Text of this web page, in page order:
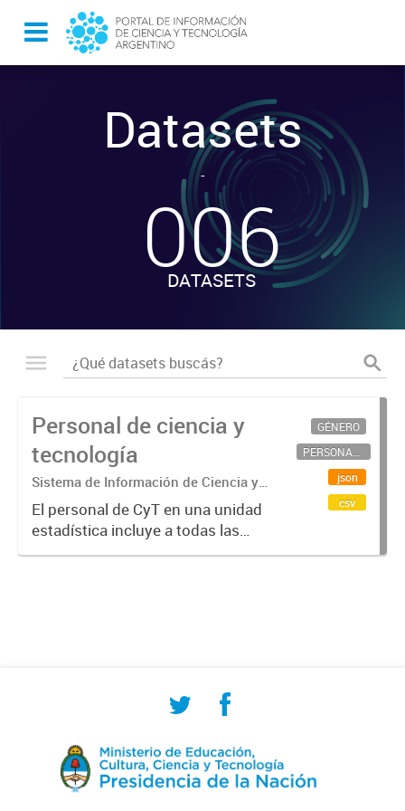
Datasets
-
006
DATASETS
Personal de ciencia y
tecnología
Sistema de Información de Ciencia y
Tecnología Argentino (SICYTAR)
El personal de CyT en una unidad
estadística incluye a todas las
personas involucradas
GÉNERO
PERSONAL CIENTÍFICO-TECNOLÓGICO
json
csv